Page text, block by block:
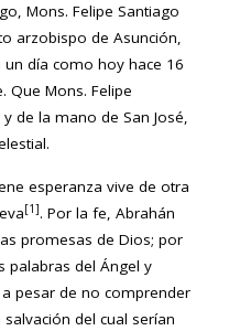
Mons. Felipe Santiago
arzobispo de Asunción,
un día como hoy hace 16
Que Mons. Felipe
de la mano de San José,
esperanza vive de otra
[1]. Por la fe, Abrahán
promesas de Dios; por
palabras del Ángel y
pesar de no comprender
del cual serían